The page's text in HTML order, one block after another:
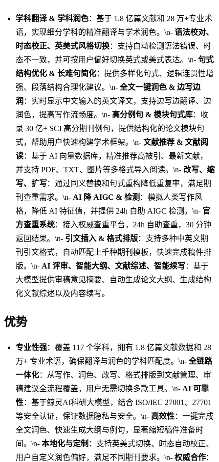
学科翻译 & 学科润色：基于 1.8 亿篇文献和 28 万+专业术
语，实现细分学科的精准翻译与学术润色。\n- 语法校对、
时态校正、英美式风格切换：支持自动检测语法错误、时
态不一致，并可按用户偏好切换英式或美式表达。\n- 句式
结构优化 & 长难句简化：提供多样化句式、逻辑连贯性增
强、段落结构合理化建议。\n- 全文一键润色 & 边写边
润 ：实时显示中文输入的英文译文，支持边写边翻译、边
润色，提高写作流畅度。\n- 高分例句 & 模块句式库：收
录 30 亿+ SCI 高分期刊例句，提供结构化的论文模块句
式，帮助用户快速构建学术框架。\n- 文献推荐 & 文献阅
读：基于 AI 向量数据库，精准推荐高被引、最新文献，
并支持 PDF、TXT、图片等多格式导入阅读。\n- 改写、缩
写、扩写：通过同义替换和句式重构降低重复率，满足期
刊查重需求。\n- AI 降 AIGC & 检测 ：模拟人类写作风
格，降低 AI 特征值，并提供 24h 自助 AIGC 检测。\n- 官
方查重系统：接入权威查重平台，24h 自助查重，30 分钟
返回结果。\n- 引文插入 & 格式排版：支持多种中英文期
刊引文格式，自动匹配上千种期刊模板，快速完成稿件排
版。\n- AI 评审、智能大纲、文献综述、智能续写：基于
大模型提供审稿意见摘要、自动生成论文大纲、生成结构
化文献综述以及内容续写。
优势
专业性强：覆盖 117 个学科，拥有 1.8 亿篇文献数据和 28
万+ 专业术语，确保翻译与润色的学科匹配度。\n- 全链路
一体化：从写作、润色、改写、格式排版到文献管理、审
稿建议全流程覆盖，用户无需切换多款工具。\n- AI 可靠
性：基于鲸灵AI科研大模型，结合 ISO/IEC 27001、27701
等安全认证，保证数据隐私与安全。\n- 高效性：一键完成
全文润色、快速生成大纲与例句，显著缩短稿件准备时
间。\n- 本地化与定制 ：支持英美式切换、时态自动校正、
用户自定义润色偏好，满足不同期刊要求。\n- 权威合作：